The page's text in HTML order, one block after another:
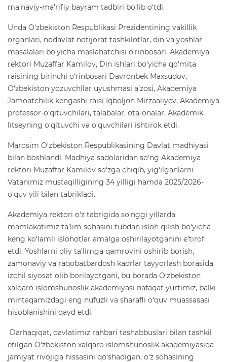
ma’naviy-ma’rifiy bayram tadbiri bo‘lib o‘tdi.
Unda O‘zbekiston Respublikasi Prezidentining vakillik
organlari, nodavlat notijorat tashkilotlar, din va yoshlar
masalalari bo‘yicha maslahatchisi o‘rinbosari, Akademiya
rektori Muzaffar Kamilov, Din ishlari bo‘yicha qo‘mita
raisining birinchi o‘rinbosari Davronbek Maxsudov,
O‘zbekiston yozuvchilar uyushmasi a’zosi, Akademiya
Jamoatchilik kengashi raisi Iqboljon Mirzaaliyev, Akademiya
professor-o‘qituvchilari, talabalar, ota-onalar, Akademik
litseyning o‘qituvchi va o‘quvchilari ishtirok etdi.
Marosim O‘zbekiston Respublikasining Davlat madhiyasi
bilan boshlandi. Madhiya sadolaridan so‘ng Akademiya
rektori Muzaffar Kamilov so‘zga chiqib, yig‘ilganlarni
Vatanimiz mustaqilligining 34 yilligi hamda 2025/2026-
o‘quv yili bilan tabrikladi.
Akademiya rektori o‘z tabrigida so‘nggi yillarda
mamlakatimiz ta’lim sohasini tubdan isloh qilish bo‘yicha
keng ko‘lamli islohotlar amalga oshirilayotganini e’tirof
etdi. Yoshlarni oliy ta’limga qamrovini oshirib borish,
zamonaviy va raqobatbardosh kadrlar tayyorlash borasida
izchil siyosat olib borilayotgani, bu borada O‘zbekiston
xalqaro islomshunoslik akademiyasi nafaqat yurtimiz, balki
mintaqamizdagi eng nufuzli va sharafli o‘quv muassasasi
hisoblanishini qayd etdi.
Darhaqiqat, davlatimiz rahbari tashabbuslari bilan tashkil
etilgan O‘zbekiston xalqaro islomshunoslik akademiyasida
jamiyat rivojiga hissasini qo‘shadigan, o‘z sohasining